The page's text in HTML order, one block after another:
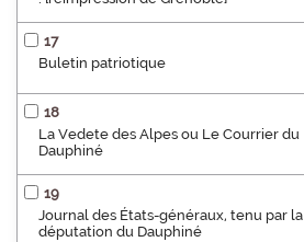
17
Buletin patriotique
18
La Vedete des Alpes ou Le Courrier du
Dauphiné
19
Journal des États-généraux, tenu par la
députation du Dauphiné